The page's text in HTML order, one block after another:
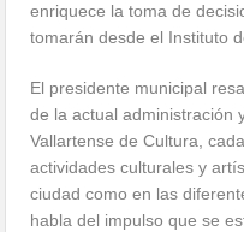
enriquece la toma de
tomarán desde el Instituto
El presidente municipal
de la actual administración
Vallartense de Cultura,
actividades culturales y
ciudad como en las
habla del impulso que se